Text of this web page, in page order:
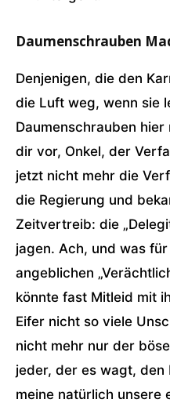
Daumenschrauben
Denjenigen, die den
die Luft weg, wenn sie
Daumenschrauben
dir vor, Onkel, der
jetzt nicht mehr die
die Regierung und
Zeitvertreib: die
jagen. Ach, und was
angeblichen
könnte fast Mitleid mit
Eifer nicht so viele
nicht mehr nur der
jeder, der es wagt, den
meine natürlich unsere